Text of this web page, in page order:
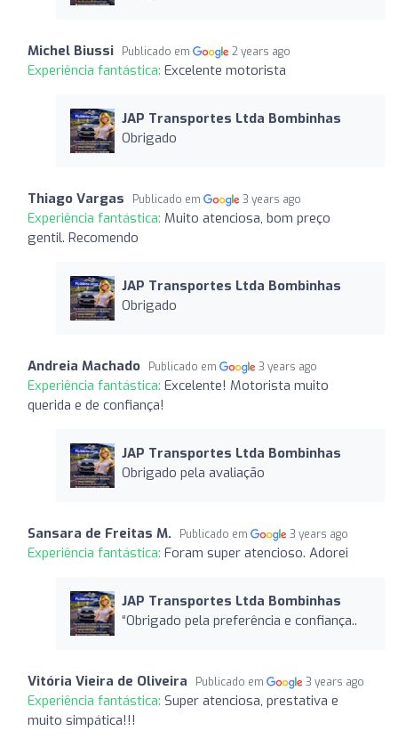
Michel Biussi Publicado em 2 years ago
Experiência fantástica: Excelente motorista
JAP Transportes Ltda Bombinhas
Obrigado
Thiago Vargas Publicado em 3 years ago
Experiência fantástica: Muito atenciosa, bom preço
gentil. Recomendo
JAP Transportes Ltda Bombinhas
Obrigado
Andreia Machado Publicado em 3 years ago
Experiência fantástica: Excelente! Motorista muito
querida e de confiança!
JAP Transportes Ltda Bombinhas
Obrigado pela avaliação
Sansara de Freitas M. Publicado em 3 years ago
Experiência fantástica: Foram super atencioso. Adorei
JAP Transportes Ltda Bombinhas
“Obrigado pela preferência e confiança..
Vitória Vieira de Oliveira Publicado em 3 years ago
Experiência fantástica: Super atenciosa, prestativa e
muito simpática!!!